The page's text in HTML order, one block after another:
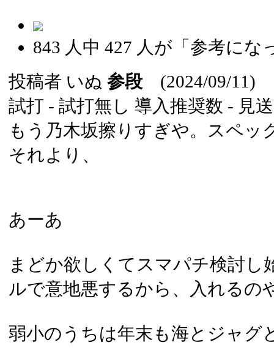
843 人中 427 人が「参考にな
投稿者 いぬ 参段 (2024/09/11)
試打 - 試打無し 導入推奨数 - 見
もう乃木坂擦りすぎや。スペッ
それより、
あーあ
まどか欲しくてスマパチ検討
ルで意地悪するから、入れるの
弱小のうちは年末も海とジャグ